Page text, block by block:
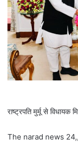
राष्ट्रपति मुर्मू से
The narad news